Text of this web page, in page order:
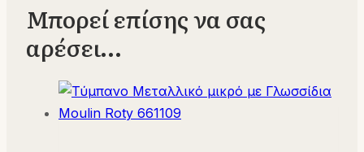
Μπορεί επίσης να σας
αρέσει…